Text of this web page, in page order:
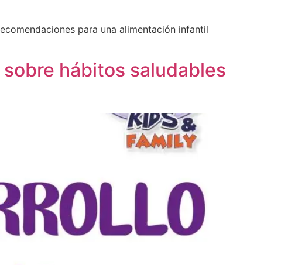
para una alimentación infantil
hábitos saludables